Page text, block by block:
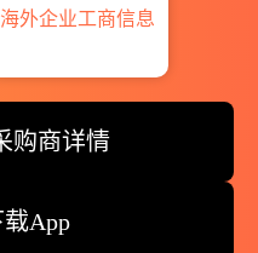
海外企业工商信息
购商详情
App